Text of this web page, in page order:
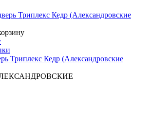
Триплекс Кедр (Александровские